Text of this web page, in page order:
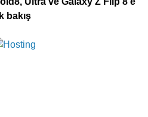
bakış